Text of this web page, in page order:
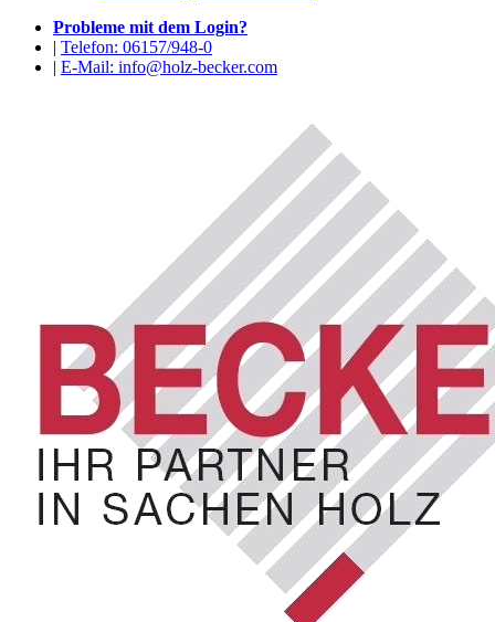
Probleme mit dem Login?
| Telefon: 06157/948-0
| E-Mail: info@holz-becker.com